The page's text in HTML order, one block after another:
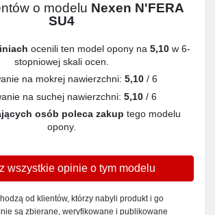
o modelu Nexen N'FERA
SU4
ocenili ten model opony na 5,10 w 6-
stopniowej skali ocen.
na mokrej nawierzchni: 5,10/ 6
na suchej nawierzchni: 5,10/ 6
osób poleca zakup tego modelu
opony.
wszystkie opinie o tym modelu
od klientów, którzy nabyli produkt i go
są zbierane, weryfikowane i publikowane